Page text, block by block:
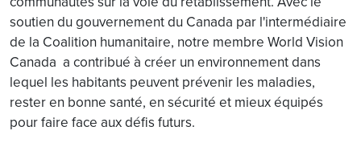
soutien du gouvernement du Canada par l'intermédiaire
de la Coalition humanitaire, notre membre World Vision
Canada a contribué à créer un environnement dans
lequel les habitants peuvent prévenir les maladies,
rester en bonne santé, en sécurité et mieux équipés
pour faire face aux défis futurs.